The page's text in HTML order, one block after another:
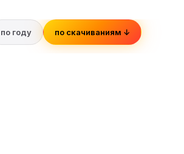
по году по скачиваниям ↓